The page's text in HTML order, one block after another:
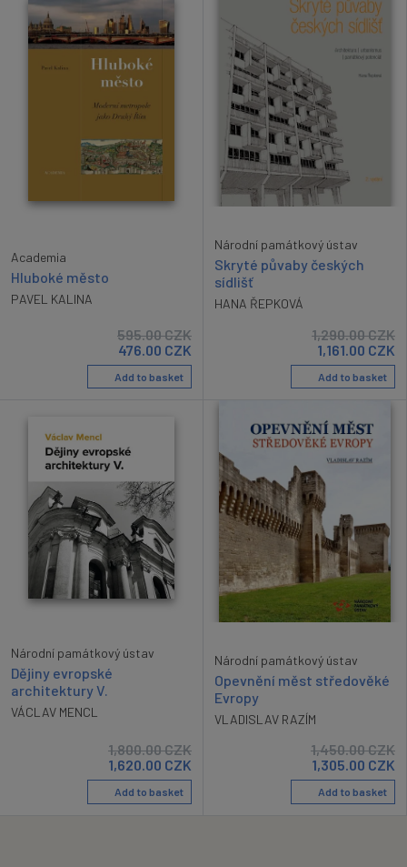
Academia
Hluboké město
PAVEL KALINA
595.00CZK
476.00 CZK
Add to basket
Národní památkový ústav
Skryté půvaby českých
sídlišť
HANA ŘEPKOVÁ
1,290.00CZK
1,161.00 CZK
Add to basket
Národní památkový ústav
Dějiny evropské
architektury V.
VÁCLAV MENCL
1,800.00CZK
1,620.00 CZK
Add to basket
Národní památkový ústav
Opevnění měst středověké
Evropy
VLADISLAV RAZÍM
1,450.00CZK
1,305.00 CZK
Add to basket